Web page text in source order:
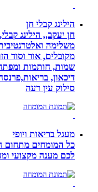
הילינג קבלי חן
חן יעקב,, הילינג קבלי,
משלימה
מקובלים, אור וסוד הזוהר,
שמות, חותמות ומפתחות,
דיכאון, בריאות,פרנסה,
סילוק עין רעה
מעגל בריאות ויופי
כל המומחים מתחום
לכם מענה מקצועי ומהימן